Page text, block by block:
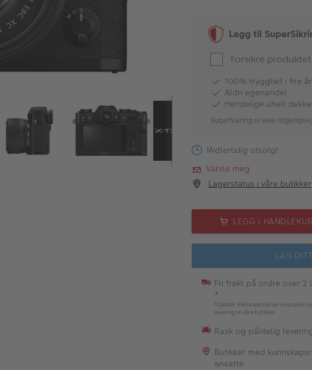
Legg til
Forsikre
100% trygghet i fire år
Aldri egenandel
Hendelige uhell
SuperSikring er ikke
Midlertidig utsolgt
Varsle meg
Lagerstatus i våre butikker
LEGG I
LAG
Fri frakt på ordre over 2
*
*Gjelder Klimanøytral Servicepakke og
levering til våre butikker
Rask og pålitelig
Butikker med
ansatte